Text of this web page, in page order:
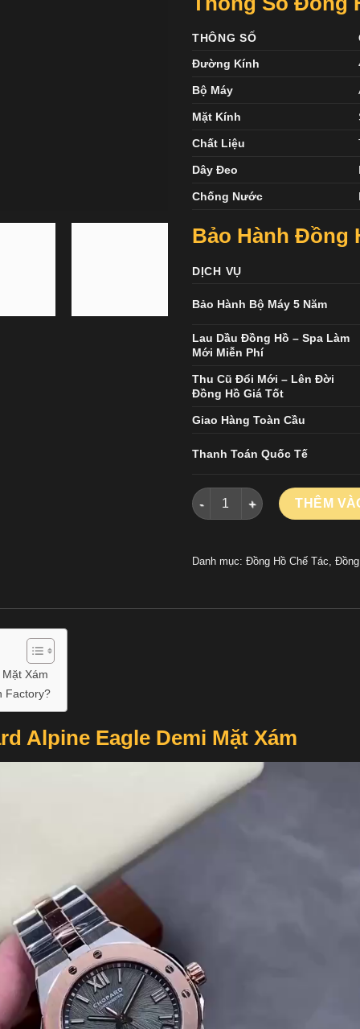
THÔNG SỐ
Đường Kính
Bộ Máy
Mặt Kính
Chất Liệu
Dây Đeo
Chống Nước
Bảo Hành Đồng
DỊCH VỤ
Bảo Hành Bộ Máy 5 Năm
Lau Dầu Đồng Hồ – Spa Làm
Mới Miễn Phí
Thu Cũ Đổi Mới – Lên Đời
Đồng Hồ Giá Tốt
Giao Hàng Toàn Cầu
Thanh Toán Quốc Tế
Đồng Hồ Chopard Alpine
THÊM
Danh mục: Đồng Hồ Chế Tác
Xám
Factory?
Alpine Eagle Demi Mặt Xám